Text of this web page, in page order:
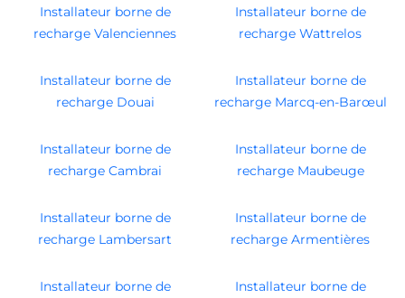
Installateur borne de
recharge Valenciennes
Installateur borne de
recharge Wattrelos
Installateur borne de
recharge Douai
Installateur borne de
recharge Marcq-en-Barœul
Installateur borne de
recharge Cambrai
Installateur borne de
recharge Maubeuge
Installateur borne de
recharge Lambersart
Installateur borne de
recharge Armentières
Installateur borne de
Installateur borne de